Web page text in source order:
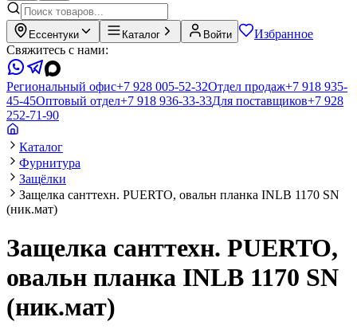
Ессентуки Каталог Войти
Избранное
Свяжитесь с нами:
Региональный офис+7 928 005-52-32Отдел продаж+7 918 935-
45-45Оптовый отдел+7 918 936-33-33Для поставщиков+7 928
252-71-90
Каталог
Фурнитура
Защёлки
Защелка санттехн. PUERTO, овальн планка INLB 1170 SN
(ник.мат)
Защелка санттехн. PUERTO,
овальн планка INLB 1170 SN
(ник.мат)